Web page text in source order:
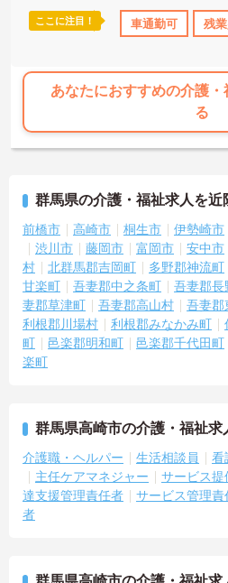
残業少なめ 託児所・育児補助
ここに注目！ 車通勤可 残
あなたにおすすめの介護
る
群馬県の介護・福祉求人を
前橋市 高崎市 桐生市 伊勢崎市
渋川市
藤岡市 富岡市 安中市
村
北群馬郡吉岡町 多野郡神流町
甘楽町
吾妻郡中之条町 吾妻郡長
妻郡草津町
吾妻郡高山村 吾妻郡
利根郡川場村
利根郡みなかみ町
町
邑楽郡明和町 邑楽郡千代田町
楽町
群馬県高崎市の介護・福祉求
介護職・ヘルパー 生活相談員 看
主任ケアマネジャー
サービス提
達支援管理責任者
サービス管理責
者